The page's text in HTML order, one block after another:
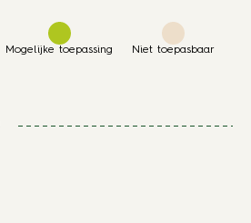
Mogelijke toepassing Niet toepasbaar